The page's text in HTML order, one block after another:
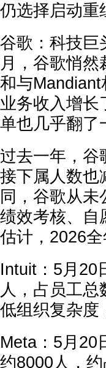
仍选择启动重
谷歌： 科技巨
月，谷歌悄
和与
业务收入增长
单也几乎翻了
过去一年，谷
接下属人数也
同，谷歌从
绩效考核、自
估计，2026
Intuit： 5月20
人 ，占员工总
低组织复杂度
Meta： 5月20
约8000人 ，